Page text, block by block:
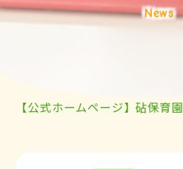
News
【公式ホームページ】砧保育園